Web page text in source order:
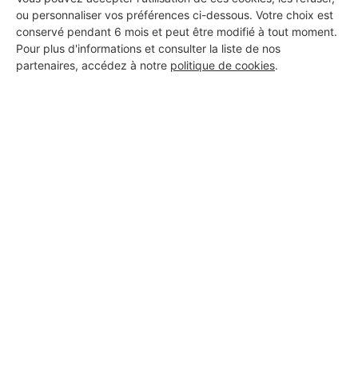
ou personnaliser vos préférences ci-dessous. Votre choix est
conservé pendant 6 mois et peut être modifié à tout moment.
Pour plus d'informations et consulter la liste de nos
partenaires, accédez à notre politique de cookies.
Aucun autre professionnel disponible dans cette zone
géographique.